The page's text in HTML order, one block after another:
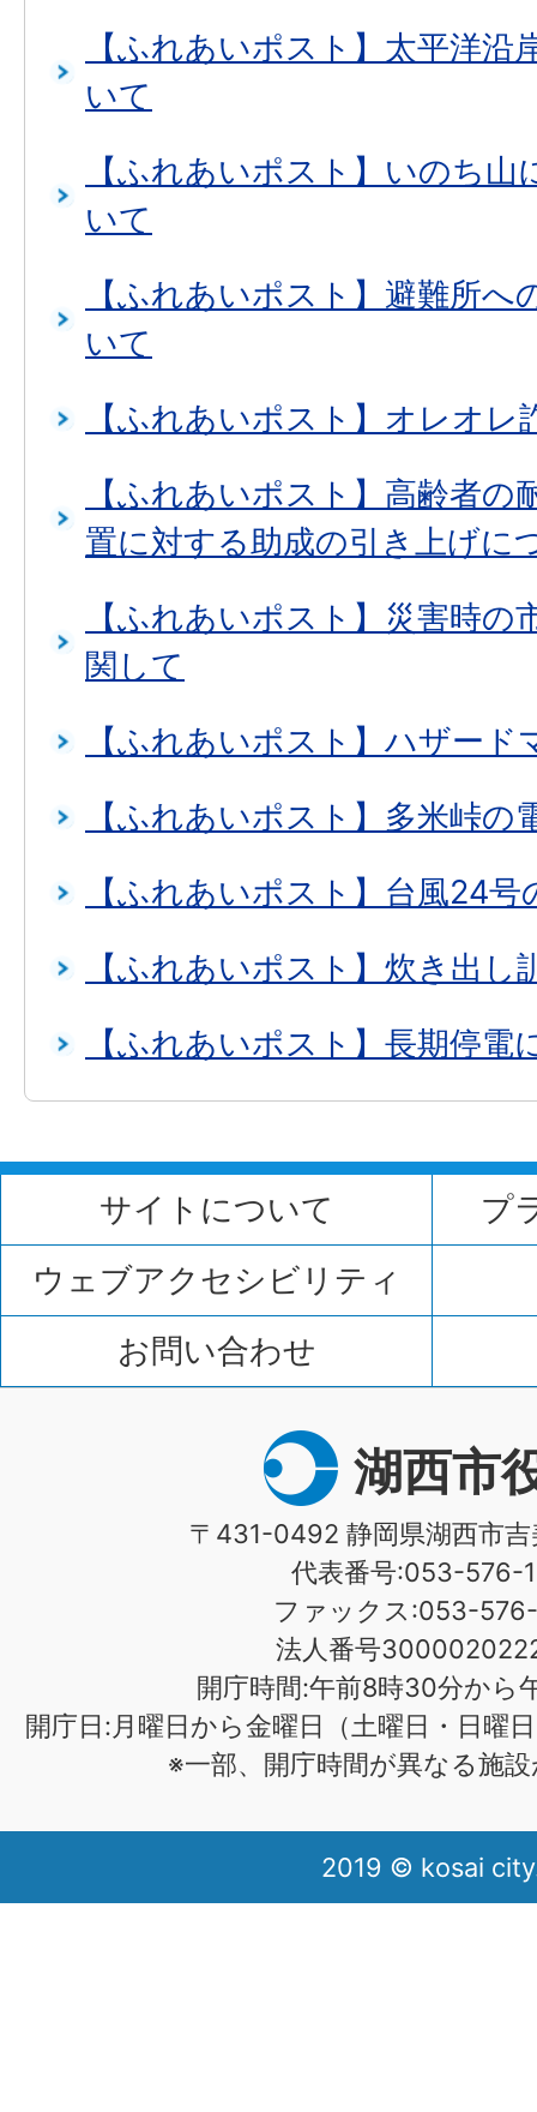
【ふれあいポスト】太平洋沿
いて
【ふれあいポスト】いのち
いて
【ふれあいポスト】避難所へ
いて
【ふれあいポスト】オレオレ
【ふれあいポスト】高齢者の
置に対する助成の引き上げに
【ふれあいポスト】災害時の
関して
【ふれあいポスト】ハザー
【ふれあいポスト】多米峠の
【ふれあいポスト】台風24
【ふれあいポスト】炊き出し
【ふれあいポスト】長期停電
サイトについて
プ
ウェブアクセシビリティ
お問い合わせ
湖西市
〒431-0492 静岡県湖西市
代表番号:053-576-
ファックス:053-576-
法人番号
開庁時間:午前8時30分から
開庁日:月曜日から金曜日（土曜日・日曜
※一部、開庁時間が異なる施
2019 © kosai